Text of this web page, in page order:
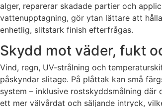
alger, reparerar skadade partier och
vattenupptagning, gör ytan lättare att
enhetlig, slitstark finish efterfrågas.
Skydd mot väder, fukt
Vind, regn, UV-strålning och
påskyndar slitage. På plåttak kan små
system – inklusive rostskyddsmålning
ett mer välvårdat och säljande intryck,